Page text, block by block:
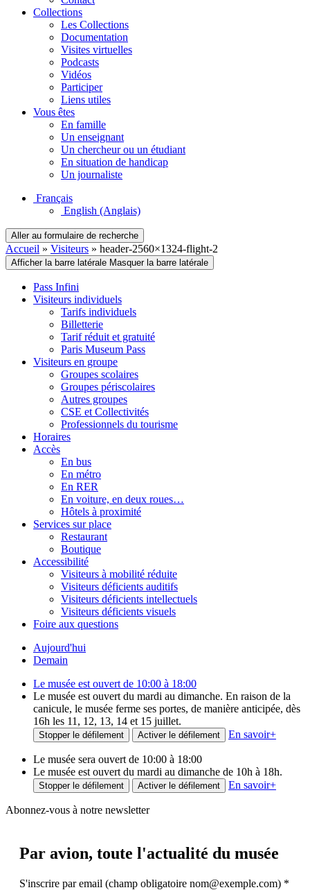
Collections
Les Collections
Documentation
Visites virtuelles
Podcasts
Vidéos
Participer
Liens utiles
Vous êtes
En famille
Un enseignant
Un chercheur ou un étudiant
En situation de handicap
Un journaliste
Français
English (Anglais)
Aller au formulaire de recherche
Accueil » Visiteurs » header-2560×1324-flight-2
Afficher la barre latérale Masquer la barre latérale
Pass Infini
Visiteurs individuels
Tarifs individuels
Billetterie
Tarif réduit et gratuité
Paris Museum Pass
Visiteurs en groupe
Groupes scolaires
Groupes périscolaires
Autres groupes
CSE et Collectivités
Professionnels du tourisme
Horaires
Accès
En bus
En métro
En RER
En voiture, en deux roues…
Hôtels à proximité
Services sur place
Restaurant
Boutique
Accessibilité
Visiteurs à mobilité réduite
Visiteurs déficients auditifs
Visiteurs déficients intellectuels
Visiteurs déficients visuels
Foire aux questions
Aujourd'hui
Demain
Le musée est ouvert de 10:00 à 18:00
Le musée est ouvert du mardi au dimanche. En raison de la
canicule, le musée ferme ses portes, de manière anticipée, dès
16h les 11, 12, 13, 14 et 15 juillet.
Stopper le défilement Activer le défilement En savoir+
Le musée sera ouvert de 10:00 à 18:00
Le musée est ouvert du mardi au dimanche de 10h à 18h.
Stopper le défilement Activer le défilement En savoir+
Abonnez-vous à notre newsletter
Par avion, toute l'actualité du musée
S'inscrire par email (champ obligatoire nom@exemple.com) *